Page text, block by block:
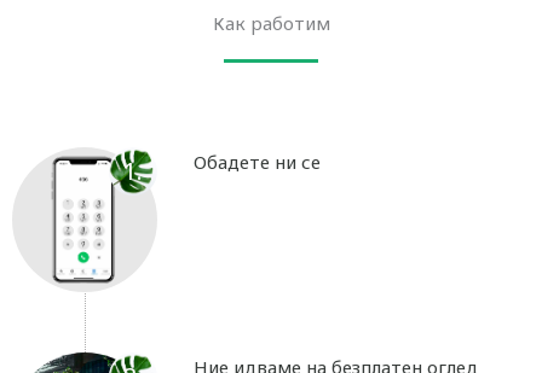
Как работим
1. Обадете ни се
Ние идваме на безплатен оглед